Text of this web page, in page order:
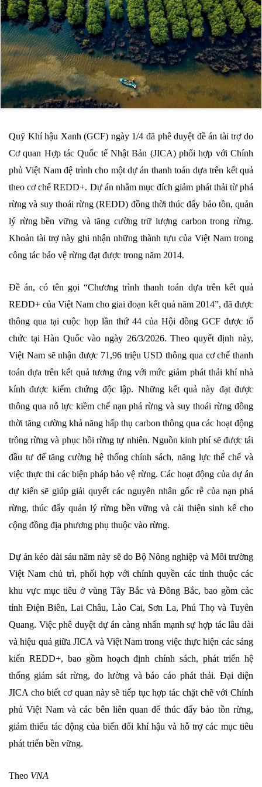
Quỹ Khí hậu Xanh (GCF) ngày 1/4 đã phê duyệt đề án tài trợ do
Cơ quan Hợp tác Quốc tế Nhật Bản (JICA) phối hợp với Chính
phủ Việt Nam đệ trình cho một dự án thanh toán dựa trên kết quả
theo cơ chế REDD+. Dự án nhằm mục đích giảm phát thải từ phá
rừng và suy thoái rừng (REDD) đồng thời thúc đẩy bảo tồn, quản
lý rừng bền vững và tăng cường trữ lượng carbon trong rừng.
Khoản tài trợ này ghi nhận những thành tựu của Việt Nam trong
công tác bảo vệ rừng đạt được trong năm 2014.
Đề án, có tên gọi “Chương trình thanh toán dựa trên kết quả
REDD+ của Việt Nam cho giai đoạn kết quả năm 2014”, đã được
thông qua tại cuộc họp lần thứ 44 của Hội đồng GCF được tổ
chức tại Hàn Quốc vào ngày 26/3/2026. Theo quyết định này,
Việt Nam sẽ nhận được 71,96 triệu USD thông qua cơ chế thanh
toán dựa trên kết quả tương ứng với mức giảm phát thải khí nhà
kính được kiểm chứng độc lập. Những kết quả này đạt được
thông qua nỗ lực kiềm chế nạn phá rừng và suy thoái rừng đồng
thời tăng cường khả năng hấp thụ carbon thông qua các hoạt động
trồng rừng và phục hồi rừng tự nhiên. Nguồn kinh phí sẽ được tái
đầu tư để tăng cường hệ thống chính sách, năng lực thể chế và
việc thực thi các biện pháp bảo vệ rừng. Các hoạt động của dự án
dự kiến ​​sẽ giúp giải quyết các nguyên nhân gốc rễ của nạn phá
rừng, thúc đẩy quản lý rừng bền vững và cải thiện sinh kế cho
cộng đồng địa phương phụ thuộc vào rừng.
Dự án kéo dài sáu năm này sẽ do Bộ Nông nghiệp và Môi trường
Việt Nam chủ trì, phối hợp với chính quyền các tỉnh thuộc các
khu vực mục tiêu ở vùng Tây Bắc và Đông Bắc, bao gồm các
tỉnh Điện Biên, Lai Châu, Lào Cai, Sơn La, Phú Thọ và Tuyên
Quang. Việc phê duyệt dự án càng nhấn mạnh sự hợp tác lâu dài
và hiệu quả giữa JICA và Việt Nam trong việc thực hiện các sáng
kiến ​​REDD+, bao gồm hoạch định chính sách, phát triển hệ
thống giám sát rừng, đo lường và báo cáo phát thải. Đại diện
JICA cho biết cơ quan này sẽ tiếp tục hợp tác chặt chẽ với Chính
phủ Việt Nam và các bên liên quan để thúc đẩy bảo tồn rừng,
giảm thiểu tác động của biến đổi khí hậu và hỗ trợ các mục tiêu
phát triển bền vững.
Theo VNA